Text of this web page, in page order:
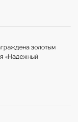
золотым
«Надежный